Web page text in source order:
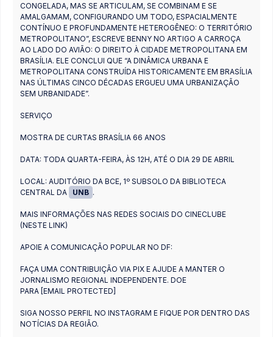
CONGELADA, MAS SE ARTICULAM, SE COMBINAM E SE
AMALGAMAM, CONFIGURANDO UM TODO, ESPACIALMENTE
CONTÍNUO E PROFUNDAMENTE HETEROGÊNEO: O TERRITÓRIO
METROPOLITANO”, ESCREVE BENNY NO ARTIGO A CARROÇA
AO LADO DO AVIÃO: O DIREITO À CIDADE METROPOLITANA EM
BRASÍLIA. ELE CONCLUI QUE “A DINÂMICA URBANA E
METROPOLITANA CONSTRUÍDA HISTORICAMENTE EM BRASÍLIA
NAS ÚLTIMAS CINCO DÉCADAS ERGUEU UMA URBANIZAÇÃO
SEM URBANIDADE”.
SERVIÇO
MOSTRA DE CURTAS BRASÍLIA 66 ANOS
DATA: TODA QUARTA-FEIRA, ÀS 12H, ATÉ O DIA 29 DE ABRIL
LOCAL: AUDITÓRIO DA BCE, 1º SUBSOLO DA BIBLIOTECA
CENTRAL DA
UNB .
MAIS INFORMAÇÕES NAS REDES SOCIAIS DO CINECLUBE
(NESTE LINK)
APOIE A COMUNICAÇÃO POPULAR NO DF:
FAÇA UMA CONTRIBUIÇÃO VIA PIX E AJUDE A MANTER O
JORNALISMO REGIONAL INDEPENDENTE. DOE
PARA [EMAIL PROTECTED]
SIGA NOSSO PERFIL NO INSTAGRAM E FIQUE POR DENTRO DAS
NOTÍCIAS DA REGIÃO.